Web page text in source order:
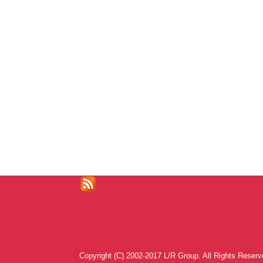
Copyright (C) 2002-2017 L/R Group. All Rights